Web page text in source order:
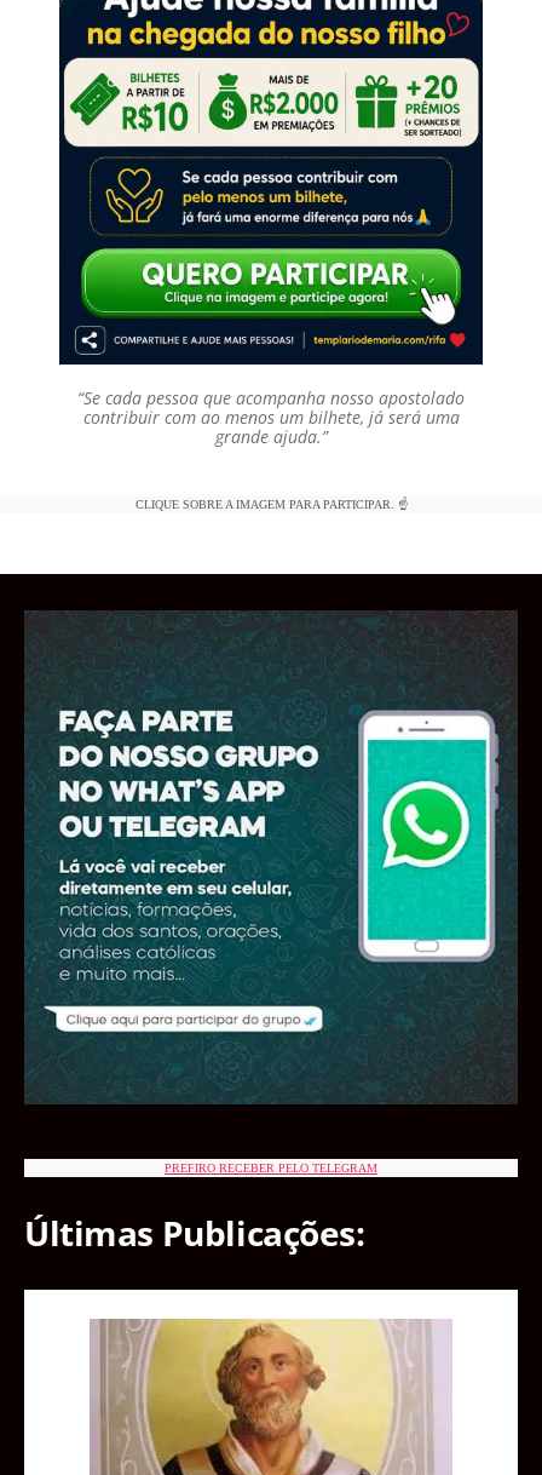
“Se cada pessoa que acompanha nosso apostolado
contribuir com ao menos um bilhete, já será uma
grande ajuda.”
CLIQUE SOBRE A IMAGEM PARA PARTICIPAR. ☝️
PREFIRO RECEBER PELO TELEGRAM
Últimas Publicações: